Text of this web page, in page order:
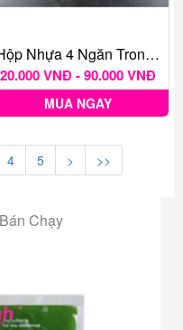
Hộp Nhựa 4 Ngăn Trong Nắp Gập Mã Số H161
20.000 VNĐ - 90.000 VNĐ
MUA NGAY
4 5 > >>
Chạy